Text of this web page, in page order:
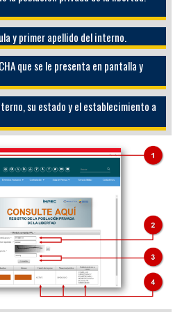
y primer apellido del interno.
que se le presenta en pantalla y
su estado y el establecimiento a